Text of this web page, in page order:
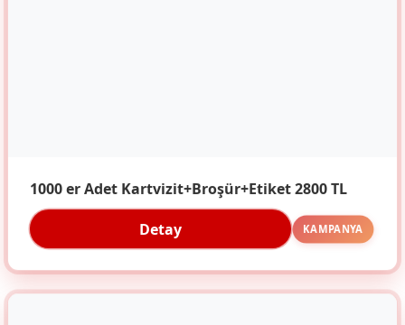
1000 er Adet Kartvizit+Broşür+Etiket 2800 TL
Detay KAMPANYA